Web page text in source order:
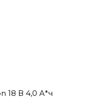
18 В 4,0 А*ч